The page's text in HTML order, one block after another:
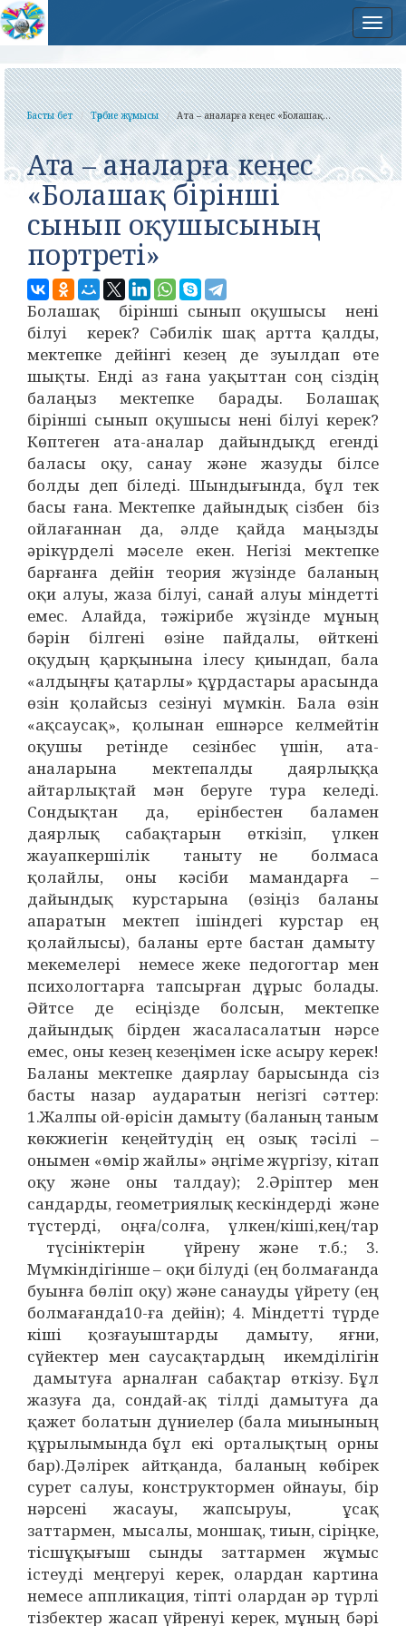
Басты бет Тәрбие жұмысы Ата – аналарға кеңес «Болашақ...
Ата – аналарға кеңес
«Болашақ бірінші
сынып оқушысының
портреті»
Болашақ бірінші сынып оқушысы нені
білуі керек? Сәбилік шақ артта қалды,
мектепке дейінгі кезең де зуылдап өте
шықты. Енді аз ғана уақыттан соң сіздің
балаңыз мектепке барады. Болашақ
бірінші сынып оқушысы нені білуі керек?
Көптеген ата-аналар дайындықд егенді
баласы оқу, санау және жазуды білсе
болды деп біледі. Шындығында, бұл тек
басы ғана. Мектепке дайындық сізбен біз
ойлағаннан да, әлде қайда маңызды
әрікүрделі мәселе екен. Негізі мектепке
барғанға дейін теория жүзінде баланың
оқи алуы, жаза білуі, санай алуы міндетті
емес. Алайда, тәжірибе жүзінде мұның
бәрін білгені өзіне пайдалы, өйткені
оқудың қарқынына ілесу қиындап, бала
«алдыңғы қатарлы» құрдастары арасында
өзін қолайсыз сезінуі мүмкін. Бала өзін
«ақсаусақ», қолынан ешнәрсе келмейтін
оқушы ретінде сезінбес үшін, ата-
аналарына мектепалды даярлыққа
айтарлықтай мән беруге тура келеді.
Сондықтан да, ерінбестен баламен
даярлық сабақтарын өткізіп, үлкен
жауапкершілік таныту не болмаса
қолайлы, оны кәсіби мамандарға –
дайындық курстарына (өзіңіз баланы
апаратын мектеп ішіндегі курстар ең
қолайлысы), баланы ерте бастан дамыту
мекемелері немесе жеке педогогтар мен
психологтарға тапсырған дұрыс болады.
Әйтсе де есіңізде болсын, мектепке
дайындық бірден жасаласалатын нәрсе
емес, оны кезең кезеңімен іске асыру керек!
Баланы мектепке даярлау барысында сіз
басты назар аударатын негізгі сәттер:
1.Жалпы ой-өрісін дамыту (баланың таным
көкжиегін кеңейтудің ең озық тәсілі –
онымен «өмір жайлы» әңгіме жүргізу, кітап
оқу және оны талдау); 2.Әріптер мен
сандарды, геометриялық кескіндерді және
түстерді, оңға/солға, үлкен/кіші,кең/тар
түсініктерін үйрену және т.б.; 3.
Мүмкіндігінше – оқи білуді (ең болмағанда
буынға бөліп оқу) және санауды үйрету (ең
болмағанда10-ға дейін); 4. Міндетті түрде
кіші қозғауыштарды дамыту, яғни,
сүйектер мен саусақтардың икемділігін
дамытуға арналған сабақтар өткізу. Бұл
жазуға да, сондай-ақ тілді дамытуға да
қажет болатын дүниелер (бала миынының
құрылымында бұл екі орталықтың орны
бар).Дәлірек айтқанда, баланың көбірек
сурет салуы, конструктормен ойнауы, бір
нәрсені жасауы, жапсыруы, ұсақ
заттармен, мысалы, моншақ, тиын, сіріңке,
тісшұқығыш сынды заттармен жұмыс
істеуді меңгеруі керек, олардан картина
немесе аппликация, тіпті олардан әр түрлі
тізбектер жасап үйренуі керек, мұның бәрі